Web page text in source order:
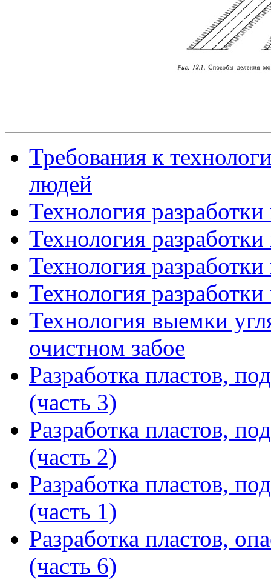
Требования к
людей
Технология
Технология
Технология
Технология
Технология выемки
очистном забое
Разработка пластов,
(часть 3)
Разработка пластов,
(часть 2)
Разработка пластов,
(часть 1)
Разработка пластов,
(часть 6)